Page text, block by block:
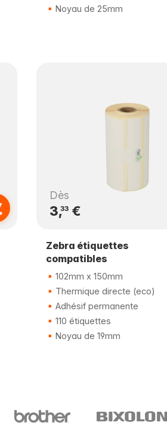
Noyau de 25mm
Dès
3,33 €
Zebra étiquettes
compatibles
102mm x 150mm
Thermique directe (eco)
Adhésif permanente
110 étiquettes
Noyau de 19mm